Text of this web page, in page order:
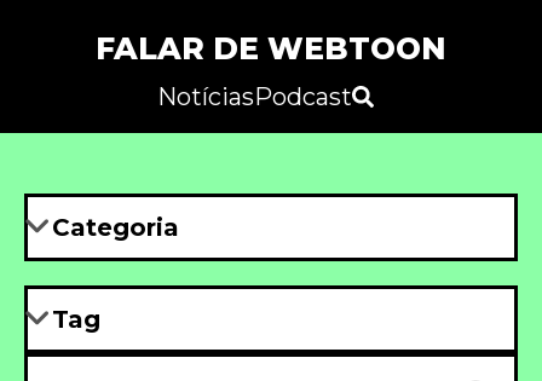
FALAR DE WEBTOON
NotíciasPodcast